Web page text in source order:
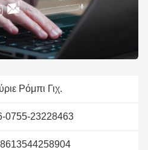
Ρόμπι Γιχ.
0755-23228463